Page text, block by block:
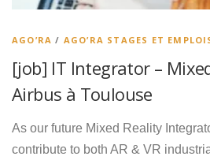
AGO’RA / AGO’RA STAGES ET
[job] IT Integrator – Mixed
Airbus à Toulouse
As our future Mixed Reality
contribute to both AR & VR